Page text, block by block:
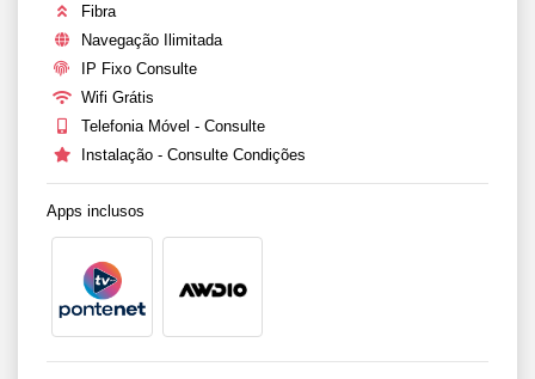
Fibra
Navegação Ilimitada
IP Fixo Consulte
Wifi Grátis
Telefonia Móvel - Consulte
Instalação - Consulte Condições
Apps inclusos